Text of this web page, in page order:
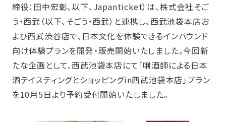
締役：田中宏彰、以下、Japanticket）は、株式会社そご
う・西武（以下、そごう・西武）と連携し、西武池袋本店お
よび西武渋谷店で、日本文化を体験できるインバウンド
向け体験プランを開発・販売開始いたしました。今回新
たな企画として、西武池袋本店にて「唎酒師による日本
酒テイスティングとショッピングin西武池袋本店」プラン
を10月5日より予約受付開始いたしました。